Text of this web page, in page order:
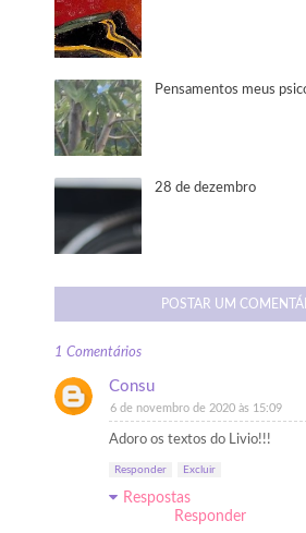
Pensamentos meus
28 de dezembro
POSTAR UM
1 Comentários
Consu
6 de novembro de 2020 às 15:09
Adoro os textos do Livio!!!
Responder Excluir
Respostas
Responder